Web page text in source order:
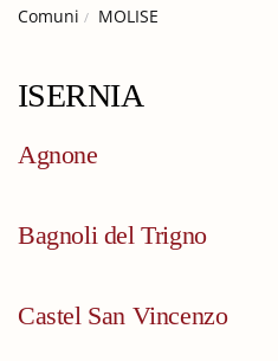
Comuni MOLISE
ISERNIA
Agnone
Bagnoli del Trigno
Castel San Vincenzo